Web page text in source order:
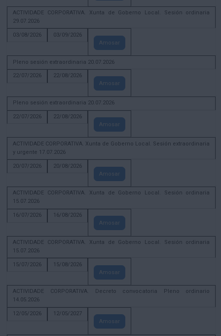
ACTIVIDADE CORPORATIVA. Xunta de Goberno Local. Sesión ordinaria
29.07.2026
03/08/2026
03/09/2026
Amosar
Pleno sesión extraordinaria 20.07.2026
22/07/2026
22/08/2026
Amosar
Pleno sesión extraordinaria 20.07.2026
22/07/2026
22/08/2026
Amosar
ACTIVIDADE CORPORATIVA. Xunta de Goberno Local. Sesión extraordinaria
y urgente 17.07.2026
20/07/2026
20/08/2026
Amosar
ACTIVIDADE CORPORATIVA. Xunta de Goberno Local. Sesión ordinaria
15.07.2026
16/07/2026
16/08/2026
Amosar
ACTIVIDADE CORPORATIVA. Xunta de Goberno Local. Sesión ordinaria
15.07.2026
15/07/2026
15/08/2026
Amosar
ACTIVIDADE CORPORATIVA. Decreto convocatoria Pleno ordinario
14.05.2026
12/05/2026
12/05/2027
Amosar